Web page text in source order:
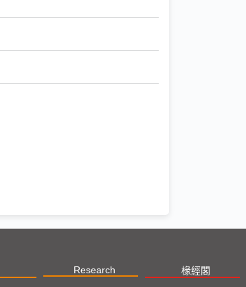
Research 椽經閣